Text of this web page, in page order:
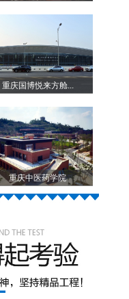
重庆国博悦来方舱...
重庆中医药学院